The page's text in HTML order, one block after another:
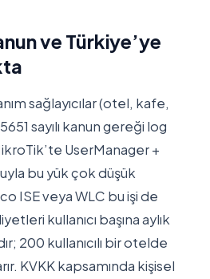
ve Türkiye’ye
sağlayıcılar (otel, kafe,
sayılı kanun gereği log
UserManager +
bu yük çok düşük
ISE veya WLC bu işi de
kullanıcı başına aylık
200 kullanıcılı bir otelde
KVKK kapsamında kişisel